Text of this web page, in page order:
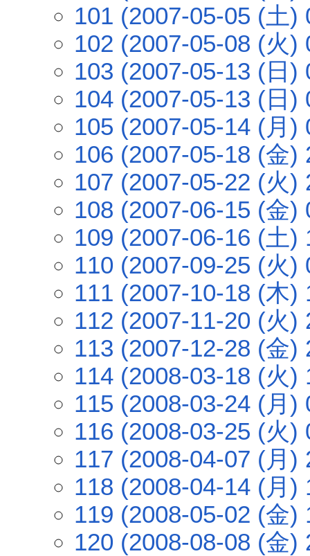
101 (2007-05-05 (土)
102 (2007-05-08 (火)
103 (2007-05-13 (日)
104 (2007-05-13 (日)
105 (2007-05-14 (月)
106 (2007-05-18 (金)
107 (2007-05-22 (火)
108 (2007-06-15 (金)
109 (2007-06-16 (土)
110 (2007-09-25 (火)
111 (2007-10-18 (木)
112 (2007-11-20 (火)
113 (2007-12-28 (金)
114 (2008-03-18 (火)
115 (2008-03-24 (月)
116 (2008-03-25 (火)
117 (2008-04-07 (月)
118 (2008-04-14 (月)
119 (2008-05-02 (金)
120 (2008-08-08 (金)